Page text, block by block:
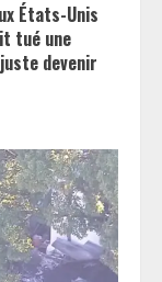
États-Unis
tué une
devenir